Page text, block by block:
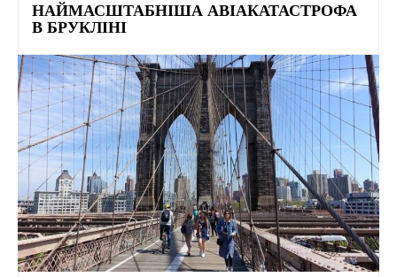
НАЙМАСШТАБНІША АВІАКАТАСТРОФА
В БРУКЛІНІ